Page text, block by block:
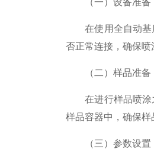
（一）设备准备
在使用全自动基质
否正常连接，确保
（二）样品准备
在进行样品喷涂之
样品容器中，确保
（三）参数设置